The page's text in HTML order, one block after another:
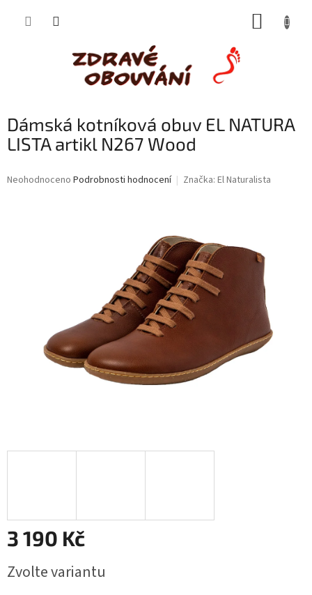
Dámská kotníková obuv EL NATURA
LISTA artikl N267 Wood
Průměrné
Neohodnoceno Podrobnosti hodnocení Značka: El Naturalista
3 190 Kč
cena:
Zvolte variantu